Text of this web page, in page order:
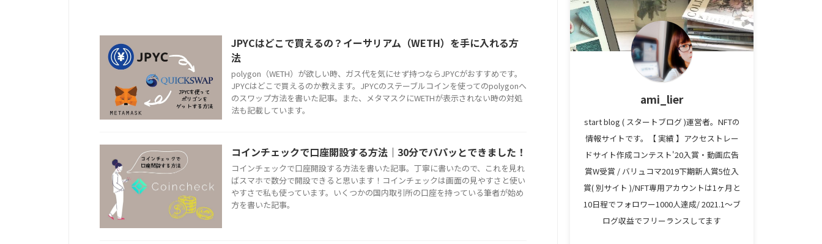
JPYCはどこで買えるの？イーサリアム（WETH）を手に入れる方
法
polygon（WETH）が欲しい時、ガス代を気にせず持つならJPYCがおすすめです。
JPYCはどこで買えるのか教えます。JPYCのステーブルコインを使ってのpolygonへ
のスワップ方法を書いた記事。また、メタマスクにWETHが表示されない時の対処
法も記載しています。
コインチェックで口座開設する方法｜30分でパパッとできました！
コインチェックで口座開設する方法を書いた記事。丁寧に書いたので、これを見れ
ばスマホで数分で開設できると思います！コインチェックは画面の見やすさと使い
やすさで私も使っています。いくつかの国内取引所の口座を持っている筆者が始め
方を書いた記事。
ami_lier
start blog ( スタートブログ )運営者。NFTの
情報サイトです。【 実績 】アクセストレー
ドサイト作成コンテスト'20入賞・動画広告
賞W受賞 / バリュコマ2019下期新人賞5位入
賞( 別サイト )/NFT専用アカウントは1ヶ月と
10日程でフォロワー1000人達成/ 2021.1～ブ
ログ収益でフリーランスしてます